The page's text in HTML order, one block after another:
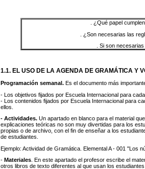
. ¿Qué papel
. ¿Son necesarias las
. Si son
1.1. EL USO DE LA AGENDA DE GRAMÁTICA Y
Programación semanal. Es el documento más
- Los objetivos fijados por Escuela Internacional para
- Los contenidos fijados por Escuela Internacional para
ellos.
- Actividades. Un apartado en blanco para el material
explicaciones teóricas no son muy divertidas para los
propias o de archivo, con el fin de enseñar a los
de estudiantes.
Ejemplo: Actividad de Gramática. Elemental A - 001 "Los
- Materiales. En este apartado el profesor escribe el
otros libros de texto diferentes al que usan los